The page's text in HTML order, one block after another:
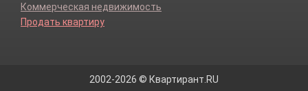
Коммерческая недвижимость
Продать квартиру
2002-2026 © Квартирант.RU